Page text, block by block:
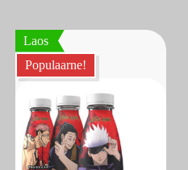
Laos
Populaarne!